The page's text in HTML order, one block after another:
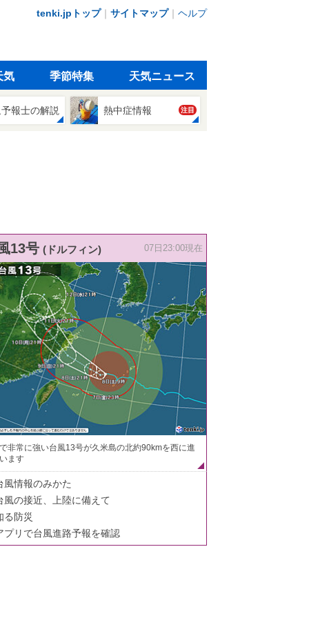
tenki.jpトップ｜ サイトマップ｜ ヘルプ
気 季節特集 天気ニュース
報士の解説 熱中症情報 注目
13号 (ドルフィン) 07日23:00現在
非常に強い台風13号が久米島の北約90kmを西に進
ます
風情報のみかた
風の接近、上陸に備えて
る防災
プリで台風進路予報を確認